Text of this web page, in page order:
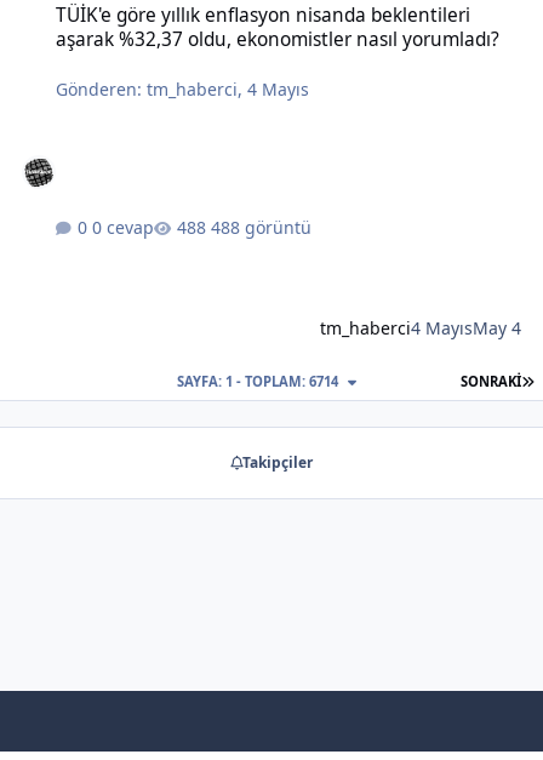
TÜİK'e göre yıllık enflasyon nisanda beklentileri
aşarak %32,37 oldu, ekonomistler nasıl yorumladı?
Gönderen:tm_haberci,4 Mayıs
0 cevap 488 görüntü
tm_haberci4 MayısMay 4
SONRAKI
SAYFA: 1 - TOPLAM: 6714
Takipçiler